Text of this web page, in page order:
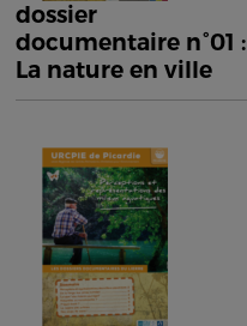
dossier
documentaire n°01 :
La nature en ville